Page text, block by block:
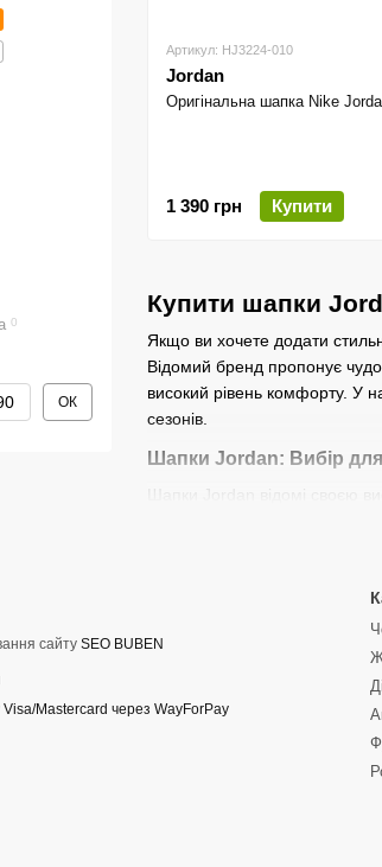
Купити шапки
Якщо ви хочете додати
Відомий бренд пропонує
високий рівень комфорту. У
сезонів.
Шапки Jordan: Вибір
При виборі шапки Jordan,
Матеріал: Бренд Jordan
сезону — від бавовни
Розмір: Шапки Jordan
Дизайн: Вибір дизайну
Наш онлайн магазин
Артикул: HJ3224-010
Jordan
Оригінальна шапка Nike
1 390 грн Купити
0
ОК
сайту SEO BUBEN